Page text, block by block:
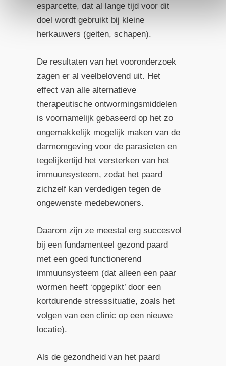
esparcette, dat al lange tijd voor dit
doel wordt gebruikt bij kleine
herkauwers (geiten, schapen).
De resultaten van het vooronderzoek
zagen er al veelbelovend uit. Het
effect van alle alternatieve
therapeutische ontwormingsmiddelen
is voornamelijk gebaseerd op het zo
ongemakkelijk mogelijk maken van de
darmomgeving voor de parasieten en
tegelijkertijd het versterken van het
immuunsysteem, zodat het paard
zichzelf kan verdedigen tegen de
ongewenste medebewoners.
Daarom zijn ze meestal erg succesvol
bij een fundamenteel gezond paard
met een goed functionerend
immuunsysteem (dat alleen een paar
wormen heeft ‘opgepikt’ door een
kortdurende stresssituatie, zoals het
volgen van een clinic op een nieuwe
locatie).
Als de gezondheid van het paard